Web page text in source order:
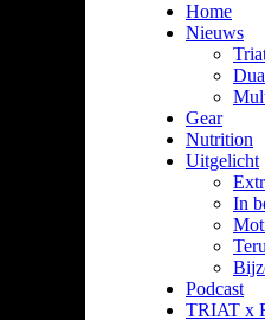
Home
Nieuws
Gear
Nutrition
Uitgelicht
In
Podcast
TRIAT x